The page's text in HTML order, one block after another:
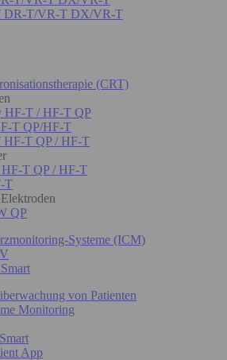
DR-T/VR-T DX/VR-T
(CRT)
HF-T / HF-T QP
T QP/HF-T
HF-T QP / HF-T
T QP / HF-T
T
QP
Systeme (ICM)
von Patienten
Monitoring
App